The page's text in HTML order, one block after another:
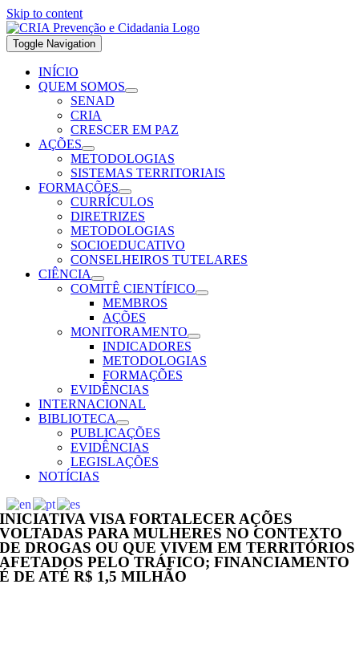
Skip to content
Toggle Navigation
INÍCIO
QUEM SOMOS
SENAD
CRIA
CRESCER EM PAZ
AÇÕES
METODOLOGIAS
SISTEMAS TERRITORIAIS
FORMAÇÕES
CURRÍCULOS
DIRETRIZES
METODOLOGIAS
SOCIOEDUCATIVO
CONSELHEIROS TUTELARES
CIÊNCIA
COMITÊ CIENTÍFICO
MEMBROS
AÇÕES
MONITORAMENTO
INDICADORES
METODOLOGIAS
FORMAÇÕES
EVIDÊNCIAS
INTERNACIONAL
BIBLIOTECA
PUBLICAÇÕES
EVIDÊNCIAS
LEGISLAÇÕES
NOTÍCIAS
INICIATIVA VISA FORTALECER AÇÕES
VOLTADAS PARA MULHERES NO CONTEXTO
DE DROGAS OU QUE VIVEM EM TERRITÓRIOS
AFETADOS PELO TRÁFICO; FINANCIAMENTO
É DE ATÉ R$ 1,5 MILHÃO